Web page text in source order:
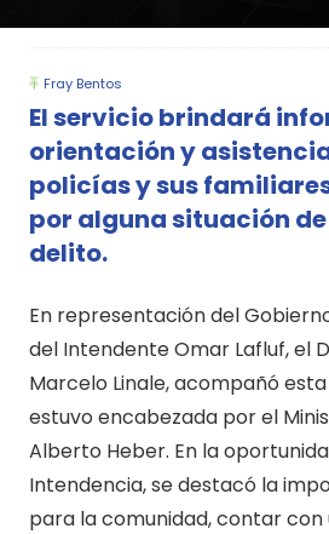
Fray Bentos
El servicio brindará
orientación y
policías y sus
por alguna situación
delito.
En representación del
del Intendente Omar Lafluf, el
Marcelo Linale, acompañó
estuvo encabezada por el
Alberto Heber. En la
Intendencia, se destacó la
para la comunidad, contar con